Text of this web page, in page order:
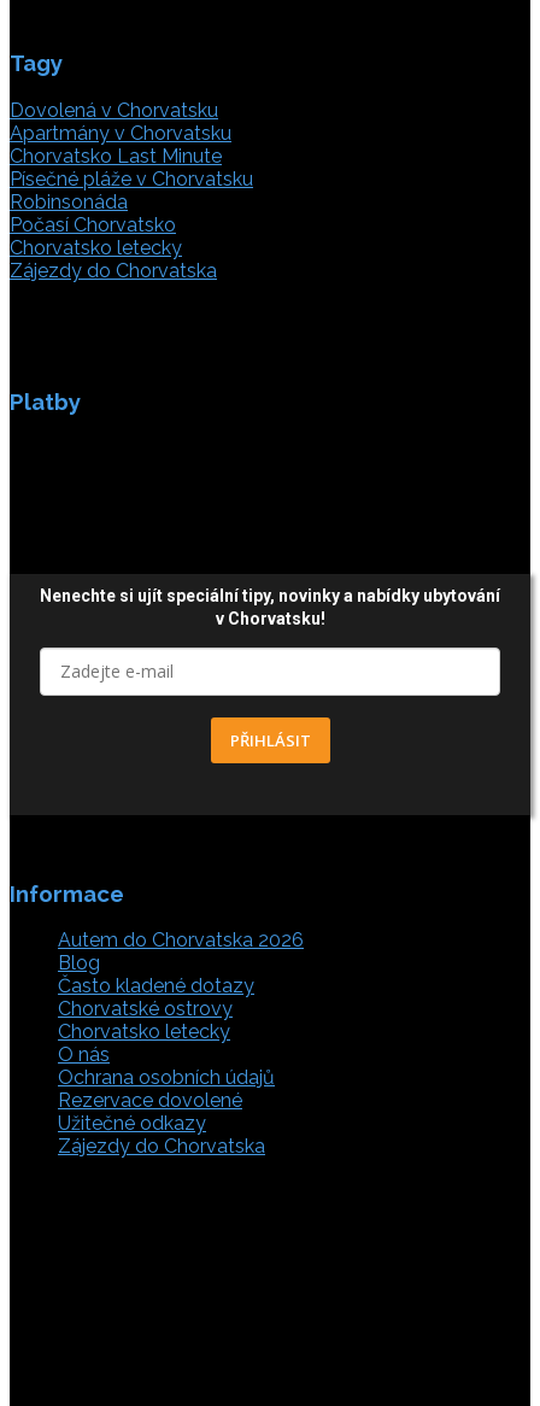
Tagy
Dovolená v Chorvatsku
Apartmány v Chorvatsku
Chorvatsko Last Minute
Písečné pláže v Chorvatsku
Robinsonáda
Počasí Chorvatsko
Chorvatsko letecky
Zájezdy do Chorvatska
Platby
Nenechte si ujít speciální tipy, novinky a nabídky ubytování
v Chorvatsku!
PŘIHLÁSIT
Informace
Autem do Chorvatska 2026
Blog
Často kladené dotazy
Chorvatské ostrovy
Chorvatsko letecky
O nás
Ochrana osobních údajů
Rezervace dovolené
Užitečné odkazy
Zájezdy do Chorvatska